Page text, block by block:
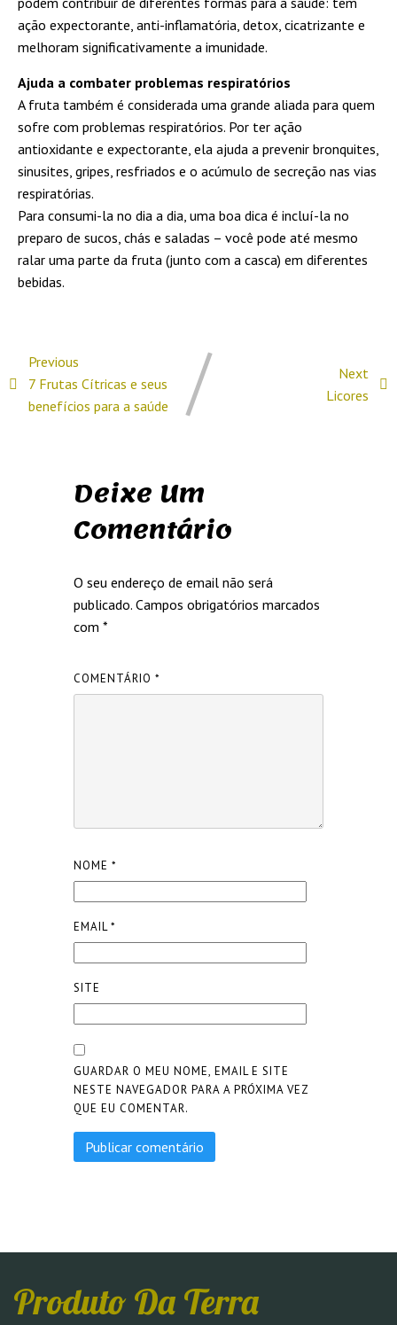
ação expectorante, anti-inflamatória, detox, cicatrizante e
melhoram significativamente a imunidade.
Ajuda a combater problemas respiratórios
A fruta também é considerada uma grande aliada para quem
sofre com problemas respiratórios. Por ter ação
antioxidante e expectorante, ela ajuda a prevenir bronquites,
sinusites, gripes, resfriados e o acúmulo de secreção nas vias
respiratórias.
Para consumi-la no dia a dia, uma boa dica é incluí-la no
preparo de sucos, chás e saladas – você pode até mesmo
ralar uma parte da fruta (junto com a casca) em diferentes
bebidas.
Previous
7 Frutas Cítricas e seus
benefícios para a saúde
Next
Licores
Deixe Um
Comentário
O seu endereço de email não será
publicado. Campos obrigatórios marcados
com *
COMENTÁRIO *
NOME *
EMAIL*
SITE
GUARDAR O MEU NOME, EMAIL E SITE
NESTE NAVEGADOR PARA A PRÓXIMA VEZ
QUE EU COMENTAR.
Produto Da Terra